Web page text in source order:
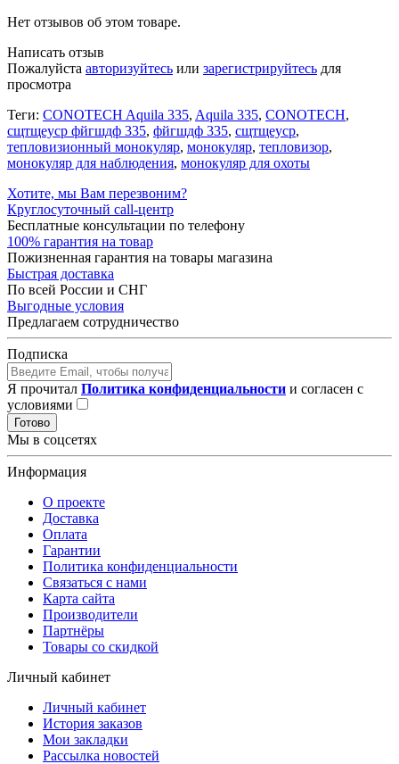
Нет отзывов об этом товаре.
Написать отзыв
Пожалуйста авторизуйтесь или зарегистрируйтесь для
просмотра
Теги: CONOTECH Aquila 335, Aquila 335, CONOTECH,
сщтщеуср фйгшдф 335, фйгшдф 335, сщтщеуср,
тепловизионный монокуляр, монокуляр, тепловизор,
монокуляр для наблюдения, монокуляр для охоты
Хотите, мы Вам перезвоним?
Круглосуточный call-центр
Бесплатные консультации по телефону
100% гарантия на товар
Пожизненная гарантия на товары магазина
Быстрая доставка
По всей России и СНГ
Выгодные условия
Предлагаем сотрудничество
Подписка
Я прочитал Политика конфиденциальности и согласен с
условиями
Готово
Мы в соцсетях
Информация
О проекте
Доставка
Оплата
Гарантии
Политика конфиденциальности
Связаться с нами
Карта сайта
Производители
Партнёры
Товары со скидкой
Личный кабинет
Личный кабинет
История заказов
Мои закладки
Рассылка новостей